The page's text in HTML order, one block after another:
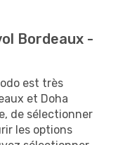
Bordeaux -
est très
et Doha
de sélectionner
les options